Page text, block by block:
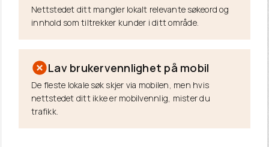
Nettstedet ditt mangler lokalt relevante søkeord og
innhold som tiltrekker kunder i ditt område.
Lav brukervennlighet på mobil
De fleste lokale søk skjer via mobilen, men hvis
nettstedet ditt ikke er mobilvennlig, mister du
trafikk.